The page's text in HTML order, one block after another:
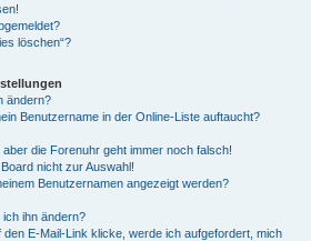
löschen“?
ändern?
Benutzername in der Online-Liste auftaucht?
die Forenuhr geht immer noch falsch!
nicht zur Auswahl!
Benutzernamen angezeigt werden?
ihn ändern?
E-Mail-Link klicke, werde ich aufgefordert, mich